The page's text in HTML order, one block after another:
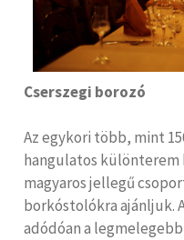
Cserszegi borozó
Az egykori több, mint
hangulatos különterem
magyaros jellegű
borkóstolókra ajánljuk.
adódóan a